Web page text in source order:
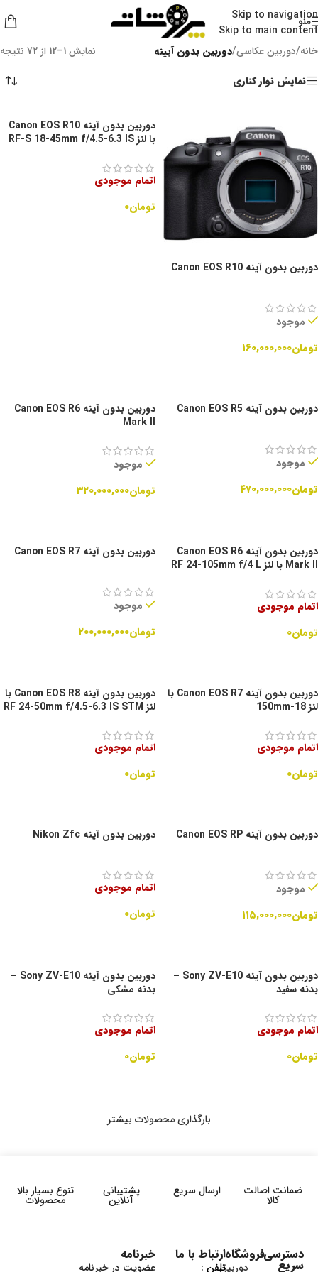
Skip to navigation
Skip to main content
منو
خانه/دوربین عکاسی/دوربین بدون آیینه
نمایش 1–12 از 72 نتیجه
نمایش نوار کناری
دوربین بدون آینه Canon EOS R10
موجود
تومان۱۶۰,۰۰۰,۰۰۰
دوربین بدون آینه Canon EOS R10
با لنز RF-S 18-45mm f/4.5-6.3 IS
اتمام موجودی
تومان۰
دوربین بدون آینه Canon EOS R5
موجود
تومان۴۷۰,۰۰۰,۰۰۰
دوربین بدون آینه Canon EOS R6
Mark II
موجود
تومان۳۲۰,۰۰۰,۰۰۰
دوربین بدون آینه Canon EOS R6
Mark II با لنز RF 24-105mm f/4 L
اتمام موجودی
تومان۰
دوربین بدون آینه Canon EOS R7
موجود
تومان۲۰۰,۰۰۰,۰۰۰
دوربین بدون آینه Canon EOS R7 با
لنز 18-150mm
اتمام موجودی
تومان۰
دوربین بدون آینه Canon EOS R8 با
لنز RF 24-50mm f/4.5-6.3 IS STM
اتمام موجودی
تومان۰
دوربین بدون آینه Canon EOS RP
موجود
تومان۱۱۵,۰۰۰,۰۰۰
دوربین بدون آینه Nikon Zfc
اتمام موجودی
تومان۰
دوربین بدون آینه Sony ZV-E10 –
بدنه سفید
اتمام موجودی
تومان۰
دوربین بدون آینه Sony ZV-E10 –
بدنه مشکی
اتمام موجودی
تومان۰
بارگذاری محصولات بیشتر
ضمانت اصالت
کالا
ارسال سریع پشتیبانی
آنلاین
تنوع بسیار بالا
محصولات
دسترسی
سریع
فروشگاه
دوربین
ارتباط با ما
تلفن :
خبرنامه
عضویت در خبرنامه